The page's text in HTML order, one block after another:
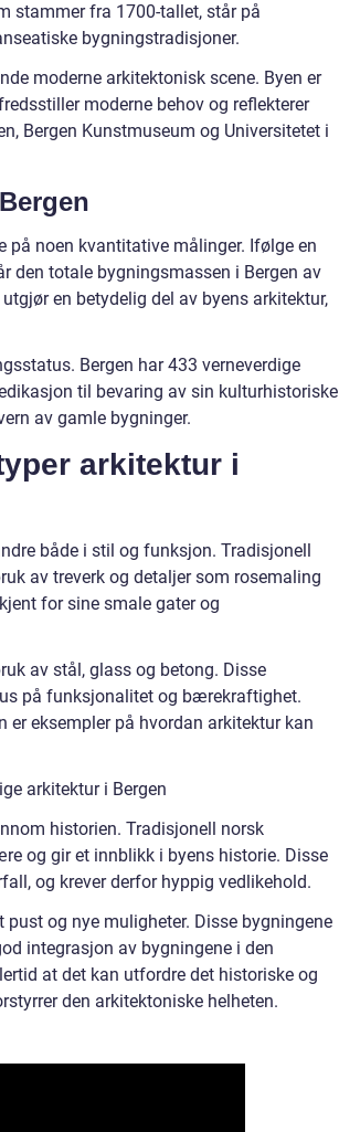
stammer fra 1700-tallet, står på
bygningstradisjoner.
moderne arkitektonisk scene. Byen er
moderne behov og reflekterer
Bergen Kunstmuseum og Universitetet i
på noen kvantitative målinger. Ifølge en
den totale bygningsmassen i Bergen av
en betydelig del av byens arkitektur,
Bergen har 433 verneverdige
til bevaring av sin kulturhistoriske
av gamle bygninger.
arkitektur i
både i stil og funksjon. Tradisjonell
av treverk og detaljer som rosemaling
for sine smale gater og
av stål, glass og betong. Disse
på funksjonalitet og bærekraftighet.
er eksempler på hvordan arkitektur kan
arkitektur i Bergen
historien. Tradisjonell norsk
og gir et innblikk i byens historie. Disse
og krever derfor hyppig vedlikehold.
og nye muligheter. Disse bygningene
integrasjon av bygningene i den
at det kan utfordre det historiske og
den arkitektoniske helheten.